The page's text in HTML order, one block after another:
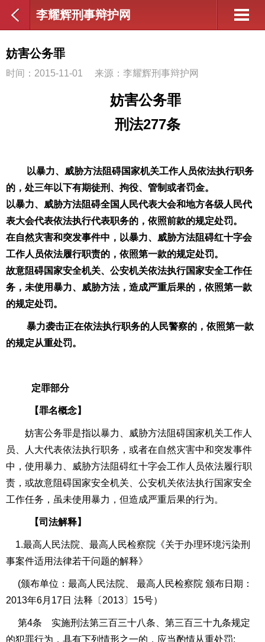
李耀辉刑事辩护网
妨害公务罪
时间：2015-11-01 来源：李耀辉刑事辩护网
妨害公务罪
刑法277条
以暴力、威胁方法阻碍国家机关工作人员依法执行职务
的，处三年以下有期徒刑、拘役、管制或者罚金。
以暴力、威胁方法阻碍全国人民代表大会和地方各级人民代
表大会代表依法执行代表职务的，依照前款的规定处罚。
在自然灾害和突发事件中，以暴力、威胁方法阻碍红十字会
工作人员依法履行职责的，依照第一款的规定处罚。
故意阻碍国家安全机关、公安机关依法执行国家安全工作任
务，未使用暴力、威胁方法，造成严重后果的，依照第一款
的规定处罚。
暴力袭击正在依法执行职务的人民警察的，依照第一款
的规定从重处罚。
定罪部分
【罪名概念】
妨害公务罪是指以暴力、威胁方法阻碍国家机关工作人
员 、人大代表依法执行职务，或者在自然灾害中和突发事件
中，使用暴力、威胁方法阻碍红十字会工作人员依法履行职
责，或故意阻碍国家安全机关、公安机关依法执行国家安全
工作任务，虽未使用暴力，但造成严重后果的行为。
【司法解释】
1.最高人民法院、最高人民检察院《关于办理环境污染刑
事案件适用法律若干问题的解释》
(颁布单位：最高人民法院、 最高人民检察院 颁布日期：
2013年6月 17日 法释〔 2013〕 15号）
第4条 实施刑法第三百三十八条、第三百三十九条规定
的犯罪行为，具有下列情形之一的，应当酌情从重处罚: